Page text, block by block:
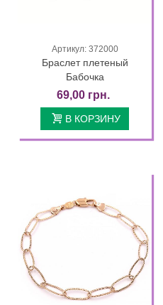
Артикул: 372000
Браслет плетеный
Бабочка
69,00 грн.
В КОРЗИНУ